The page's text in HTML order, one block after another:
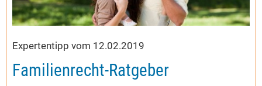
Expertentipp vom 12.02.2019
Familienrecht-Ratgeber